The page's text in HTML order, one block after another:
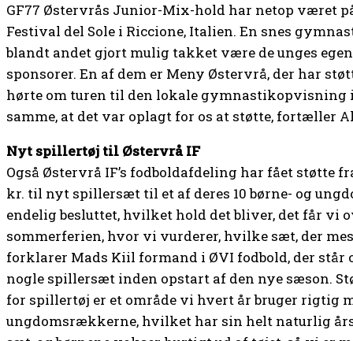
GF77 Østervrås Junior-Mix-hold har netop været
Festival del Sole i Riccione, Italien. En snes
blandt andet gjort mulig takket være de unges
sponsorer. En af dem er Meny Østervrå, der har
hørte om turen til den lokale gymnastikopvisning
samme, at det var oplagt for os at støtte, fortæller
Nyt spillertøj til Østervrå IF
Også Østervrå IF’s fodboldafdeling har fået støtte
kr. til nyt spillersæt til et af deres 10 børne- og
endelig besluttet, hvilket hold det bliver, det får vi
sommerferien, hvor vi vurderer, hvilke sæt, der
forklarer Mads Kiil formand i ØVI fodbold, der
nogle spillersæt inden opstart af den nye sæson.
for spillertøj er et område vi hvert år bruger rigtig
ungdomsrækkerne, hvilket har sin helt naturlig